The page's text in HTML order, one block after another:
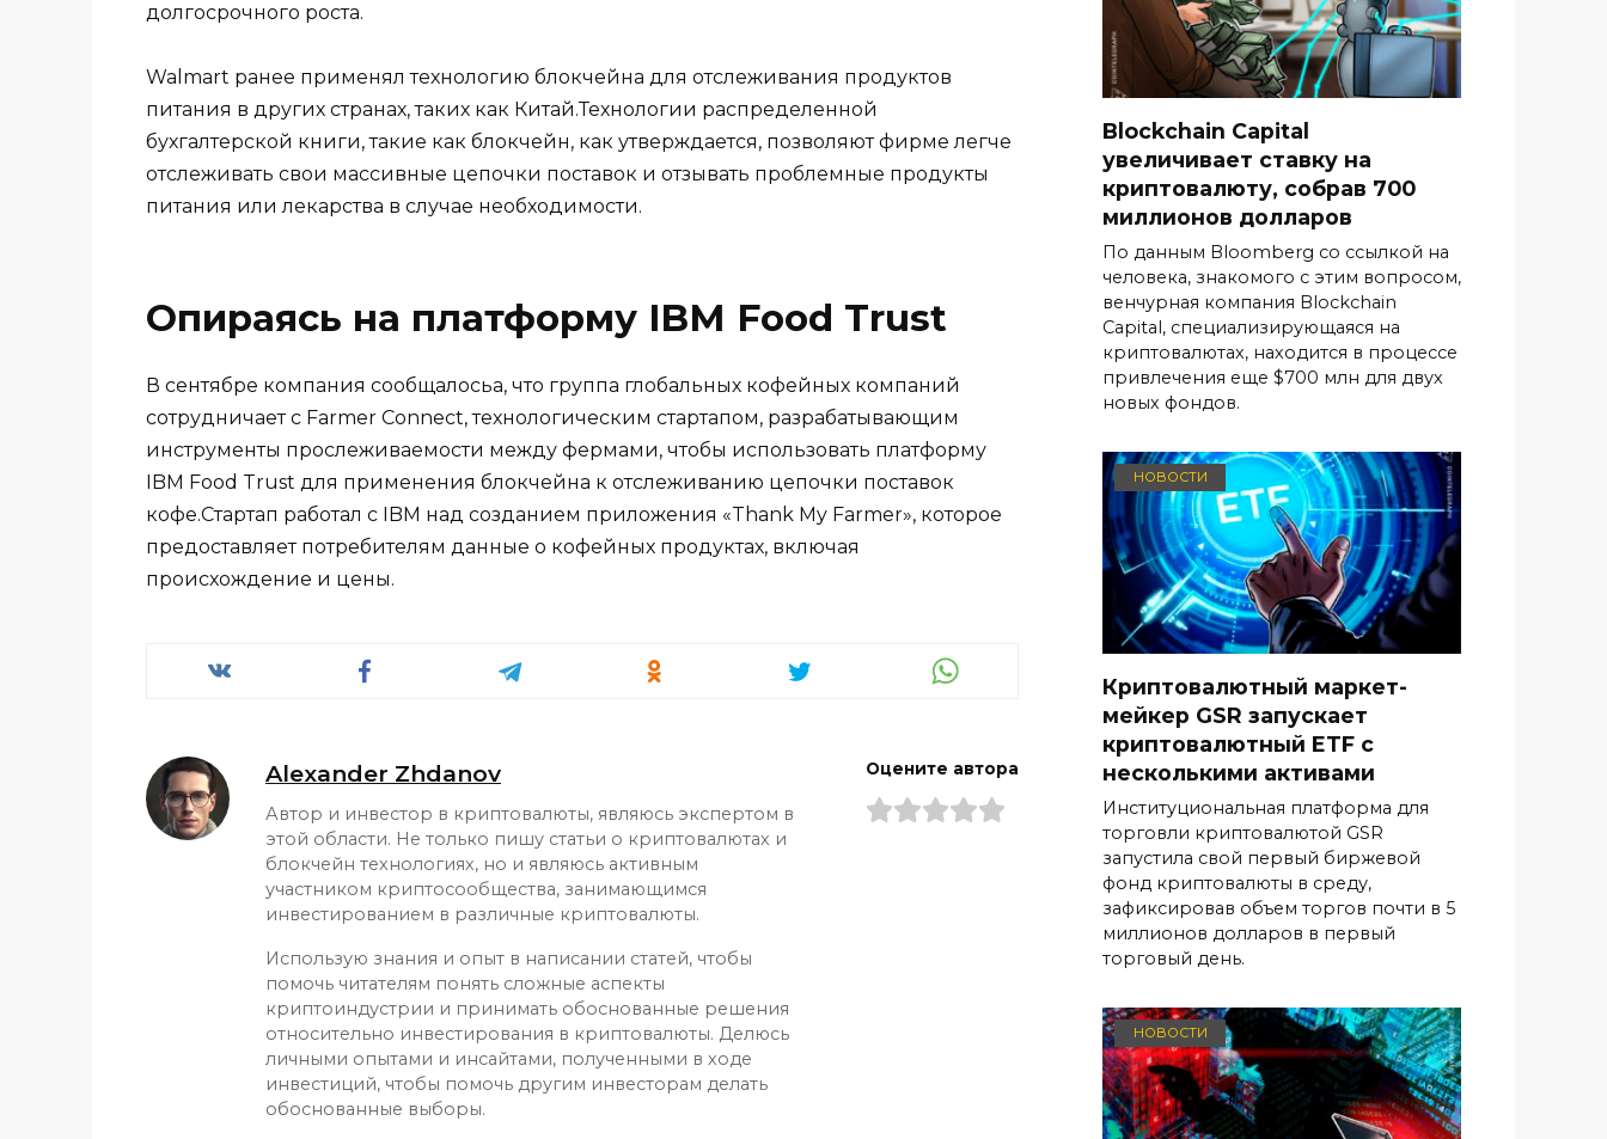
долгосрочного роста.
Walmart ранее применял технологию блокчейна для отслеживания продуктов
питания в других странах, таких как Китай.Технологии распределенной
бухгалтерской книги, такие как блокчейн, как утверждается, позволяют фирме легче
отслеживать свои массивные цепочки поставок и отзывать проблемные продукты
питания или лекарства в случае необходимости.
Опираясь на платформу IBM Food Trust
В сентябре компания сообщалосьа, что группа глобальных кофейных компаний
сотрудничает с Farmer Connect, технологическим стартапом, разрабатывающим
инструменты прослеживаемости между фермами, чтобы использовать платформу
IBM Food Trust для применения блокчейна к отслеживанию цепочки поставок
кофе.Стартап работал с IBM над созданием приложения «Thank My Farmer», которое
предоставляет потребителям данные о кофейных продуктах, включая
происхождение и цены.
Alexander Zhdanov
Автор и инвестор в криптовалюты, являюсь экспертом в
этой области. Не только пишу статьи о криптовалютах и
блокчейн технологиях, но и являюсь активным
участником криптосообщества, занимающимся
инвестированием в различные криптовалюты.
Использую знания и опыт в написании статей, чтобы
помочь читателям понять сложные аспекты
криптоиндустрии и принимать обоснованные решения
относительно инвестирования в криптовалюты. Делюсь
личными опытами и инсайтами, полученными в ходе
инвестиций, чтобы помочь другим инвесторам делать
обоснованные выборы.
Оцените автора
Blockchain Capital
увеличивает ставку на
криптовалюту, собрав 700
миллионов долларов
По данным Bloomberg со ссылкой на
человека, знакомого с этим вопросом,
венчурная компания Blockchain
Capital, специализирующаяся на
криптовалютах, находится в процессе
привлечения еще $700 млн для двух
новых фондов.
НОВОСТИ
Криптовалютный маркет-
мейкер GSR запускает
криптовалютный ETF с
несколькими активами
Институциональная платформа для
торговли криптовалютой GSR
запустила свой первый биржевой
фонд криптовалюты в среду,
зафиксировав объем торгов почти в 5
миллионов долларов в первый
торговый день.
НОВОСТИ